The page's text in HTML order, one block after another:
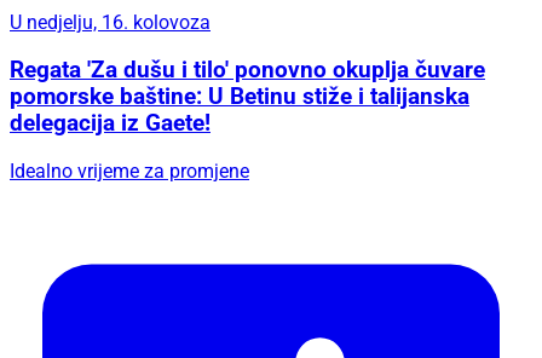
U nedjelju, 16. kolovoza
Regata 'Za dušu i tilo' ponovno okuplja čuvare
pomorske baštine: U Betinu stiže i talijanska
delegacija iz Gaete!
Idealno vrijeme za promjene